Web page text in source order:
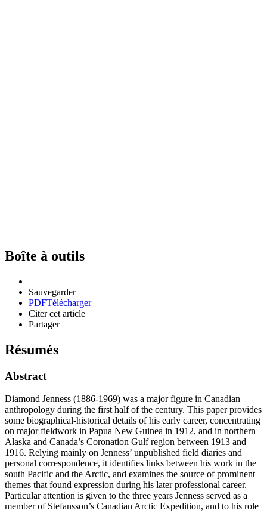
Boîte à outils
Sauvegarder
PDFTélécharger
Citer cet article
Partager
Résumés
Abstract
Diamond Jenness (1886-1969) was a major figure in Canadian
anthropology during the first half of the century. This paper provides
some biographical-historical details of his early career, concentrating
on major fieldwork in Papua New Guinea in 1912, and in northern
Alaska and Canada’s Coronation Gulf region between 1913 and
1916. Relying mainly on Jenness’ unpublished field diaries and
personal correspondence, it identifies links between his work in the
south Pacific and the Arctic, and examines the source of prominent
themes that found expression during his later professional career.
Particular attention is given to the three years Jenness served as a
member of Stefansson’s Canadian Arctic Expedition, and to his role